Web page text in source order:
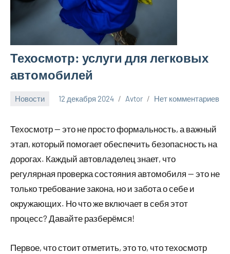
Техосмотр: услуги для легковых
автомобилей
Новости 12 декабря 2024 Avtor Нет комментариев
Техосмотр — это не просто формальность, а важный
этап, который помогает обеспечить безопасность на
дорогах. Каждый автовладелец знает, что
регулярная проверка состояния автомобиля — это не
только требование закона, но и забота о себе и
окружающих. Но что же включает в себя этот
процесс? Давайте разберёмся!
Первое, что стоит отметить, это то, что техосмотр